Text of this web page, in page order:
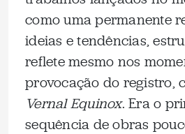
como uma permanente
ideias e tendências,
reflete mesmo nos
provocação do registro,
Vernal Equinox. Era o
sequência de obras